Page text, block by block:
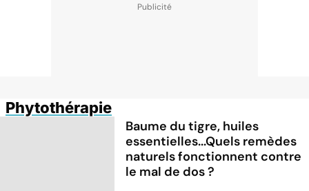
Phytothérapie
Baume du tigre, huiles
essentielles...Quels remèdes
naturels fonctionnent contre
le mal de dos ?